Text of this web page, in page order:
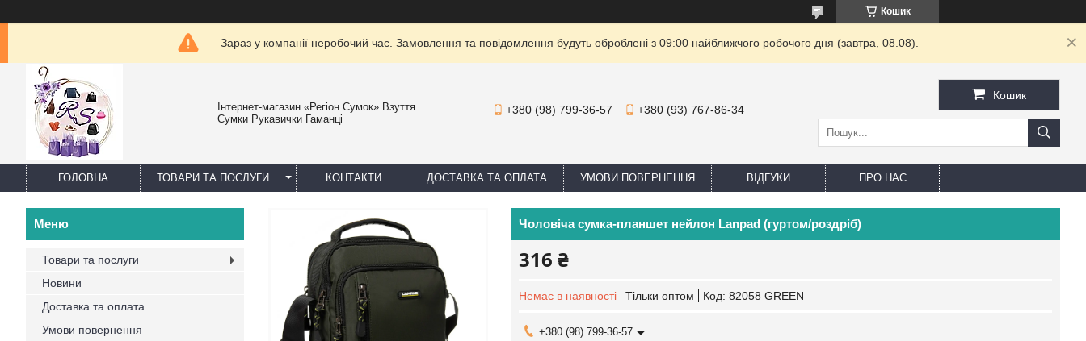
Кошик
Зараз у компанії неробочий час. Замовлення та повідомлення будуть оброблені з 09:00 найближчого робочого дня (завтра, 08.08).
Інтернет-магазин «Регіон Сумок» Взуття
Сумки Рукавички Гаманці
+380 (98) 799-36-57 +380 (93) 767-86-34
Кошик
ГОЛОВНА ТОВАРИ ТА ПОСЛУГИ КОНТАКТИ ДОСТАВКА ТА ОПЛАТА УМОВИ ПОВЕРНЕННЯ ВІДГУКИ ПРО НАС
Чоловіча сумка-планшет нейлон Lanpad (гуртом/роздріб)
316 ₴
Немає в наявності Тільки оптом Код: 82058 GREEN
+380 (98) 799-36-57
Товари та послуги
Новини
Доставка та оплата
Умови повернення